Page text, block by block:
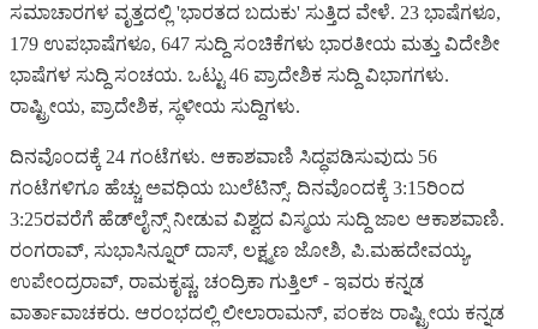
ಸಮಾಚಾರಗಳ ವೃತ್ತದಲ್ಲಿ 'ಭಾರತದ ಬದುಕು' ಸುತ್ತಿದ ವೇಳೆ. 23 ಭಾಷೆಗಳೂ,
179 ಉಪಭಾಷೆಗಳೂ, 647 ಸುದ್ದಿ ಸಂಚಿಕೆಗಳು ಭಾರತೀಯ ಮತ್ತು ವಿದೇಶೀ
ಭಾಷೆಗಳ ಸುದ್ದಿ ಸಂಚಯ. ಒಟ್ಟು 46 ಪ್ರಾದೇಶಿಕ ಸುದ್ದಿ ವಿಭಾಗಗಳು.
ರಾಷ್ಟ್ರೀಯ, ಪ್ರಾದೇಶಿಕ, ಸ್ಥಳೀಯ ಸುದ್ದಿಗಳು.
ದಿನವೊಂದಕ್ಕೆ 24 ಗಂಟೆಗಳು. ಆಕಾಶವಾಣಿ ಸಿದ್ಧಪಡಿಸುವುದು 56
ಗಂಟೆಗಳಿಗೂ ಹೆಚ್ಚು ಅವಧಿಯ ಬುಲೆಟಿನ್ಸ್. ದಿನವೊಂದಕ್ಕೆ 3:15ರಿಂದ
3:25ರವರೆಗೆ ಹೆಡ್‌ಲೈನ್ಸ್ ನೀಡುವ ವಿಶ್ವದ ವಿಸ್ಮಯ ಸುದ್ದಿ ಜಾಲ ಆಕಾಶವಾಣಿ.
ರಂಗರಾವ್, ಸುಭಾಸಿನ್ನೂರ್ ದಾಸ್, ಲಕ್ಷ್ಮಣ ಜೋಶಿ, ಪಿ.ಮಹದೇವಯ್ಯ,
ಉಪೇಂದ್ರರಾವ್, ರಾಮಕೃಷ್ಣ, ಚಂದ್ರಿಕಾ ಗುತ್ತಿಲ್ - ಇವರು ಕನ್ನಡ
ವಾರ್ತಾವಾಚಕರು. ಆರಂಭದಲ್ಲಿ ಲೀಲಾರಾಮನ್, ಪಂಕಜ ರಾಷ್ಟ್ರೀಯ ಕನ್ನಡ